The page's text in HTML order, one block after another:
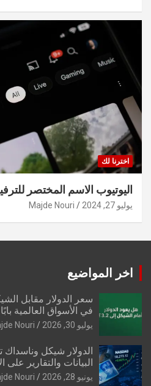
اخترنا لك
اليوتيوب الاسم المختصر
يوليو 27, 2024 Majde Nouri
اخر المواضيع
سعر الدولار مقابل
في الأسواق العالمية
يوليو 30, 2026 Nouri
الدولار شيكل
البيانات والتقارير على
يونيو 28, 2026 Nouri